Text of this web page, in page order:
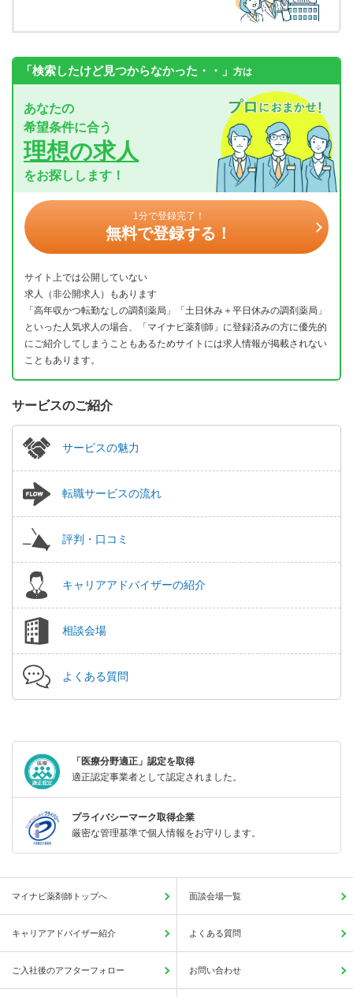
「検索したけど見つからなかった・・」 方は
あなたの
希望条件に合う
理想の求人
をお探しします！
1分で登録完了！
無料で登録する！
サイト上では公開していない
求人（非公開求人）もあります
「高年収かつ転勤なしの調剤薬局」「土日休み＋平日休みの調剤薬局」
といった人気求人の場合、「マイナビ薬剤師」に登録済みの方に優先的
にご紹介してしまうこともあるためサイトには求人情報が掲載されない
こともあります。
サービスのご紹介
サービスの魅力
転職サービスの流れ
評判・口コミ
キャリアアドバイザーの紹介
相談会場
よくある質問
「医療分野適正」認定を取得
適正認定事業者として認定されました。
プライバシーマーク取得企業
厳密な管理基準で個人情報をお守りします。
マイナビ薬剤師トップへ 面談会場一覧
キャリアアドバイザー紹介 よくある質問
ご入社後のアフターフォロー お問い合わせ